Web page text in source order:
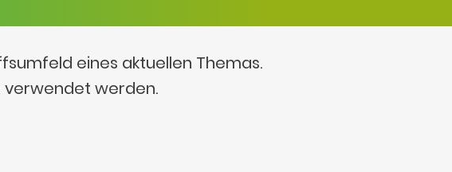
eines aktuellen Themas.
verwendet werden.